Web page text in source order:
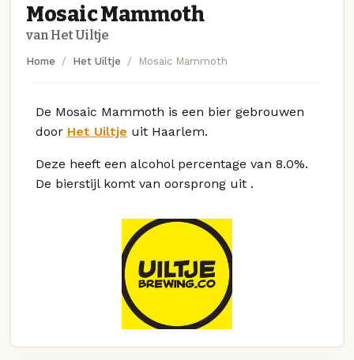
Mosaic Mammoth
van Het Uiltje
Home Het Uiltje Mosaic Mammoth
De Mosaic Mammoth is een bier gebrouwen
door Het Uiltje uit Haarlem.
Deze heeft een alcohol percentage van 8.0%.
De bierstijl komt van oorsprong uit .